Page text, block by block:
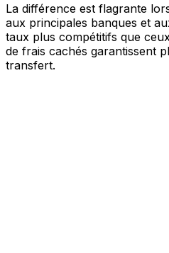
La différence est flagrante
aux principales banques et
taux plus compétitifs que
de frais cachés garantissent
transfert.